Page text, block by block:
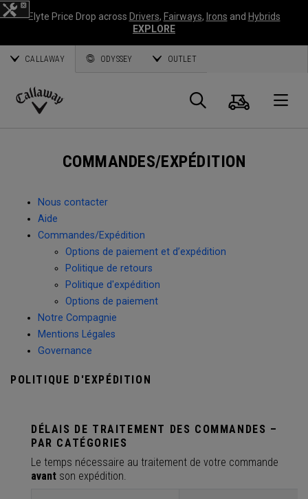
Elyte Price Drop across Drivers, Fairways, Irons and Hybrids
EXPLORE
CALLAWAY ODYSSEY OUTLET
Callaway
Panier
COMMANDES/EXPÉDITION
Nous contacter
Aide
Commandes/Expédition
Options de paiement et d’expédition
Politique de retours
Politique d'expédition
Options de paiement
Notre Compagnie
Mentions Légales
Governance
POLITIQUE D'EXPÉDITION
DÉLAIS DE TRAITEMENT DES COMMANDES –
PAR CATÉGORIES
Le temps nécessaire au traitement de votre commande
avant son expédition.